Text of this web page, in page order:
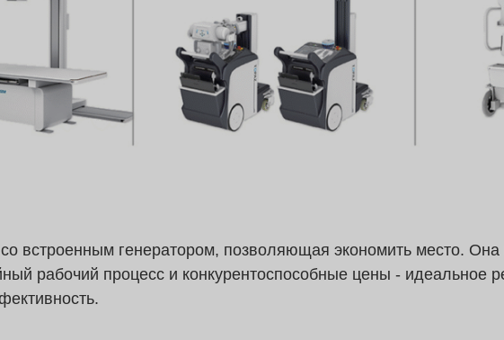
встроенным генератором, позволяющая экономить место. Она
рабочий процесс и конкурентоспособные цены - идеальное